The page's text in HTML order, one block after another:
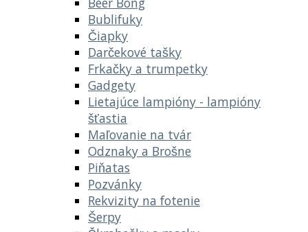
Bublifuky
Čiapky
Darčekové tašky
Frkačky a trumpetky
Gadgety
Lietajúce lampióny - lampióny
šťastia
Maľovanie na tvár
Odznaky a Brošne
Piňatas
Pozvánky
Rekvizity na fotenie
Šerpy